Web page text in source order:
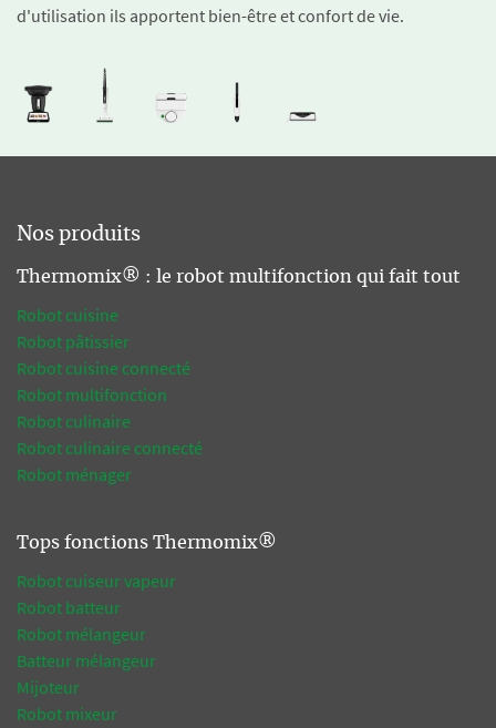
d'utilisation ils apportent bien-être et confort de vie.
Nos produits
Thermomix® : le robot multifonction qui fait tout
Robot cuisine
Robot pâtissier
Robot cuisine connecté
Robot multifonction
Robot culinaire
Robot culinaire connecté
Robot ménager
Tops fonctions Thermomix®
Robot cuiseur vapeur
Robot batteur
Robot mélangeur
Batteur mélangeur
Mijoteur
Robot mixeur